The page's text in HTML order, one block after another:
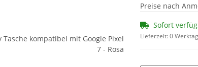
Preise nach
Sofort
Lieferzeit:0